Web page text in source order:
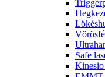
Safe
Kinesio